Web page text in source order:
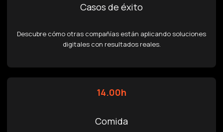
Casos de éxito
Descubre cómo otras compañías están aplicando soluciones
digitales con resultados reales.
14.00h
Comida